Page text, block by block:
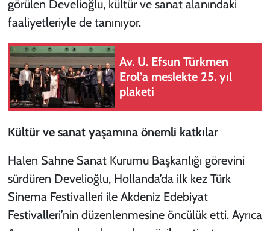
görülen Develioğlu, kültür ve sanat alanındaki
faaliyetleriyle de tanınıyor.
Av. U. Efsun Türkmen
Erol’a meslekte 25. yıl
plaketi
Kültür ve sanat yaşamına önemli katkılar
Halen Sahne Sanat Kurumu Başkanlığı görevini
sürdüren Develioğlu, Hollanda’da ilk kez Türk
Sinema Festivalleri ile Akdeniz Edebiyat
Festivalleri’nin düzenlenmesine öncülük etti. Ayrıca